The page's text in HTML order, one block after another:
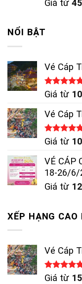
Giá từ
NỔI BẬT
Vé Cáp
Được xếp
Giá từ
Vé Cáp
Được xếp
5 sao
Giá từ
VÉ CÁP
18-26/6/
Giá từ
XẾP HẠNG CAO
Vé Cáp
Được xếp
Giá từ